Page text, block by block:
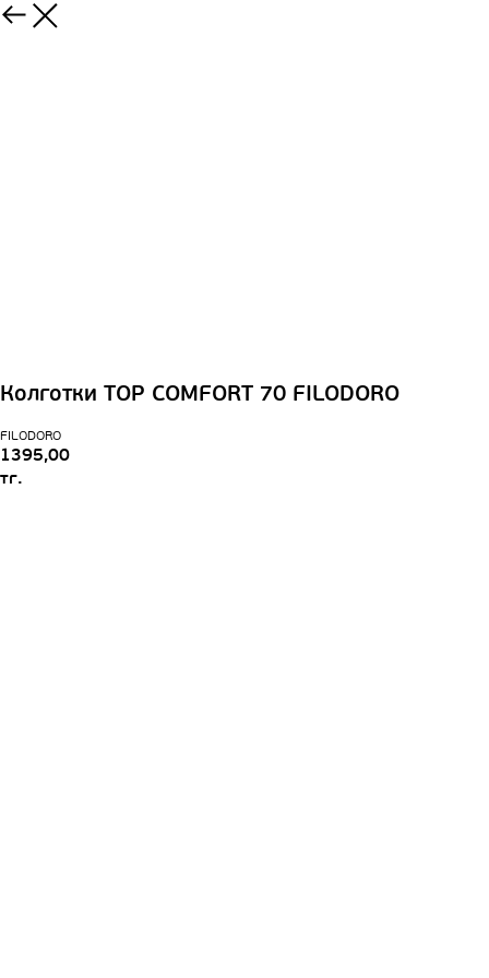
Колготки TOP COMFORT 70 FILODORO
FILODORO
1395,00
тг.